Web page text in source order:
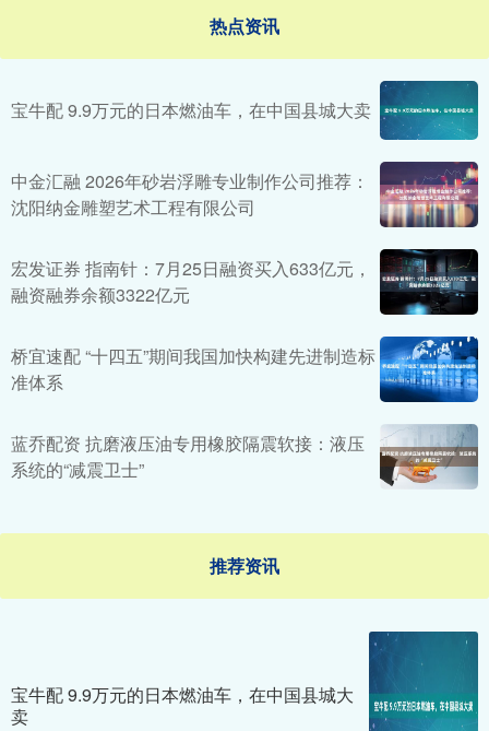
热点资讯
宝牛配 9.9万元的日本燃油车，在中国县城大卖
中金汇融 2026年砂岩浮雕专业制作公司推荐：
沈阳纳金雕塑艺术工程有限公司
宏发证券 指南针：7月25日融资买入633亿元，
融资融券余额3322亿元
桥宜速配 “十四五”期间我国加快构建先进制造标
准体系
蓝乔配资 抗磨液压油专用橡胶隔震软接：液压
系统的“减震卫士”
推荐资讯
宝牛配 9.9万元的日本燃油车，在中国县城大
卖